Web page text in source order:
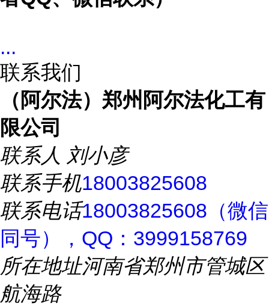
...
联系我们
（阿尔法）郑州阿尔法化工有
限公司
联系人 刘小彦
联系手机18003825608
联系电话18003825608（微信
同号），QQ：3999158769
所在地址河南省郑州市管城区
航海路